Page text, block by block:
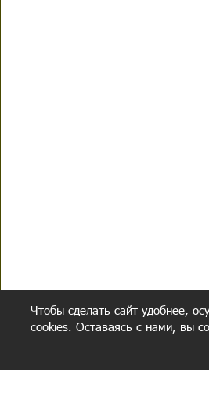
Чтобы сделать сайт удобнее,
cookies. Оставаясь с нами, вы